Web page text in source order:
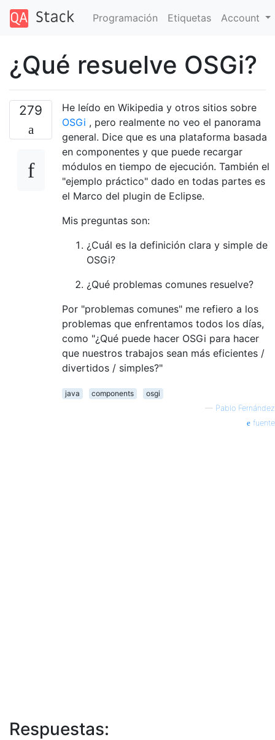
Programación Etiquetas Account
¿Qué resuelve OSGi?
279
He leído en Wikipedia y otros sitios sobre
OSGi , pero realmente no veo el panorama
general. Dice que es una plataforma basada
en componentes y que puede recargar
módulos en tiempo de ejecución. También el
"ejemplo práctico" dado en todas partes es
el Marco del plugin de Eclipse.
Mis preguntas son:
¿Cuál es la definición clara y simple de
OSGi?
¿Qué problemas comunes resuelve?
Por "problemas comunes" me refiero a los
problemas que enfrentamos todos los días,
como "¿Qué puede hacer OSGi para hacer
que nuestros trabajos sean más eficientes /
divertidos / simples?"
java components
osgi
— Pablo Fernández
fuente
Respuestas: